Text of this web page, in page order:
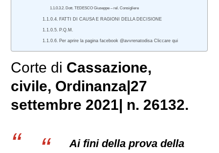
Dott. TEDESCO Giuseppe – rel. Consigliere
FATTI DI CAUSA E RAGIONI DELLA DECISIONE
P.Q.M.
Per aprire la pagina facebook @avvrenatodisa Cliccare qui
Corte di Cassazione,
civile, Ordinanza|27
settembre 2021| n. 26132.
Ai fini della prova della